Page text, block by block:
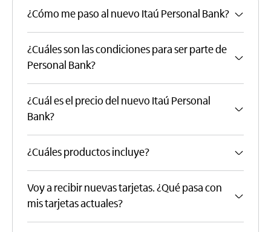
¿Cómo me paso al nuevo Itaú Personal Bank?
¿Cuáles son las condiciones para ser parte de
Personal Bank?
¿Cuál es el precio del nuevo Itaú Personal
Bank?
¿Cuáles productos incluye?
Voy a recibir nuevas tarjetas. ¿Qué pasa con
mis tarjetas actuales?